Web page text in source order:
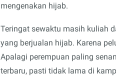
mengenakan hijab.
Teringat sewaktu masih kuliah
yang berjualan hijab. Karena
Apalagi perempuan paling
terbaru, pasti tidak lama di